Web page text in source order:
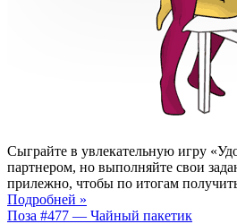
Сыграйте в увлекательную игру
партнером, но выполняйте свои
прилежно, чтобы по итогам
Подробней »
Поза #477 — Чайный пакетик